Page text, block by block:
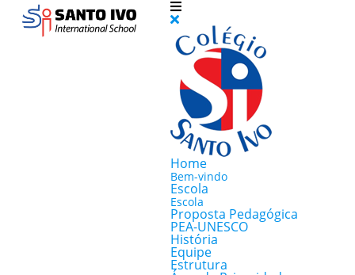
Home
Bem-vindo
Escola
Escola
Proposta Pedagógica
PEA-UNESCO
História
Equipe
Estrutura